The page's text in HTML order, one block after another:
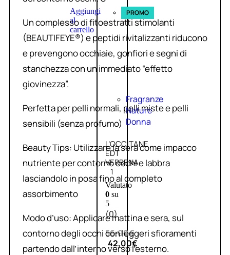
Aggiungi
al
carrello
PROMO
Fragranze
Nature
Donna
L’OCCITANE
EDT
VERBENA
1
Valutato
0su
5
(0)
56,00€
42,00€
Un complesso di fitoestratti stimolanti
(BEAUTIFEYE®) e peptidi rivitalizzanti riducono
e prevengono occhiaie, gonfiori e segni di
stanchezza con un immediato “effetto
giovinezza”.
Perfetta per pelli normali, pelli miste e pelli
sensibili (senza profumo)
Beauty Tips: Utilizzare la sera come impacco
nutriente per contorno occhi e labbra
lasciandolo in posa fino al completo
assorbimento
Modo d’uso: Applicare mattina e sera, sul
contorno degli occhi con leggeri sfioramenti
partendo dall’interno verso l’esterno.